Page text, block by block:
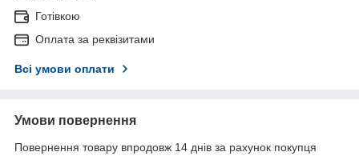
Готівкою
Оплата за реквізитами
Всі умови оплати
Умови повернення
Повернення товару впродовж 14 днів за рахунок покупця